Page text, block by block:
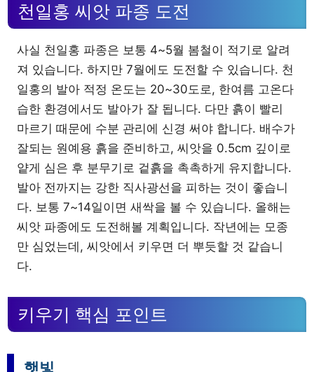
천일홍 씨앗 파종 도전
사실 천일홍 파종은 보통 4~5월 봄철이 적기로 알려
져 있습니다. 하지만 7월에도 도전할 수 있습니다. 천
일홍의 발아 적정 온도는 20~30도로, 한여름 고온다
습한 환경에서도 발아가 잘 됩니다. 다만 흙이 빨리
마르기 때문에 수분 관리에 신경 써야 합니다. 배수가
잘되는 원예용 흙을 준비하고, 씨앗을 0.5cm 깊이로
얕게 심은 후 분무기로 겉흙을 촉촉하게 유지합니다.
발아 전까지는 강한 직사광선을 피하는 것이 좋습니
다. 보통 7~14일이면 새싹을 볼 수 있습니다. 올해는
씨앗 파종에도 도전해볼 계획입니다. 작년에는 모종
만 심었는데, 씨앗에서 키우면 더 뿌듯할 것 같습니
다.
키우기 핵심 포인트
햇빛